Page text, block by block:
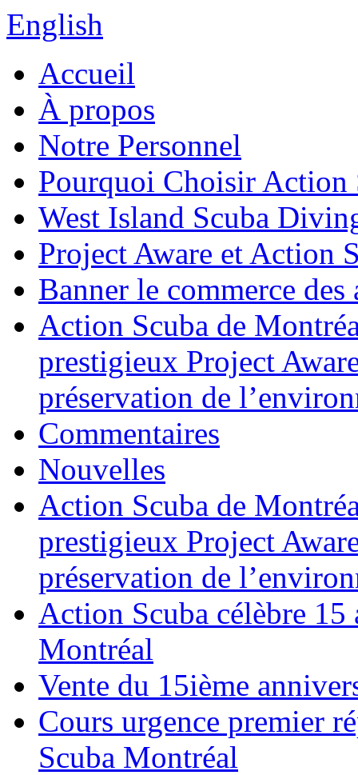
English
Accueil
À propos
Notre Personnel
Pourquoi Choisir Action
West Island Scuba
Project Aware et Action
Banner le commerce
Action Scuba de
prestigieux Project
préservation de
Commentaires
Nouvelles
Action Scuba de
prestigieux Project
préservation de
Action Scuba célèbre 15
Montréal
Vente du 15ième
Cours urgence premier
Scuba Montréal